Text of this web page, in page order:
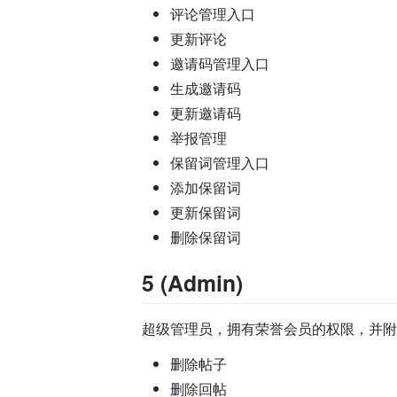
评论管理入口
更新评论
邀请码管理入口
生成邀请码
更新邀请码
举报管理
保留词管理入口
添加保留词
更新保留词
删除保留词
5 (Admin)
超级管理员，拥有荣誉会员的权限，并
删除帖子
删除回帖